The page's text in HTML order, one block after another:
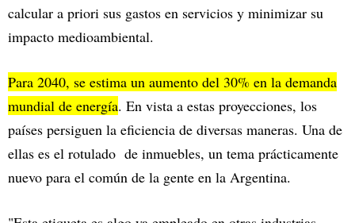
calcular a priori sus gastos en servicios y minimizar su
impacto medioambiental.
Para 2040, se estima un aumento del 30% en la demanda
mundial de energía. En vista a estas proyecciones, los
países persiguen la eficiencia de diversas maneras. Una de
ellas es el rotulado de inmuebles, un tema prácticamente
nuevo para el común de la gente en la Argentina.